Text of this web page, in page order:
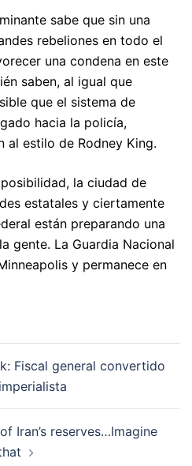
sabe que sin una
rebeliones en todo el
una condena en este
saben, al igual que
que el sistema de
hacia la policía,
al estilo de Rodney King.
la ciudad de
estatales y ciertamente
están preparando una
gente. La Guardia Nacional
y permanece en
Fiscal general convertido
Iran’s reserves…Imagine